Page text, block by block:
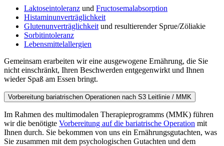
Laktoseintoleranz und Fructosemalabsorption
Histaminunverträglichkeit
Glutenunverträglichkeit und resultierender Sprue/Zöliakie
Sorbitintoleranz
Lebensmittelallergien
Gemeinsam erarbeiten wir eine ausgewogene Ernährung, die Sie
nicht einschränkt, Ihren Beschwerden entgegenwirkt und Ihnen
wieder Spaß am Essen bringt.
Vorbereitung bariatrischen Operationen nach S3 Leitlinie / MMK
Im Rahmen des multimodalen Therapieprogramms (MMK) führen
wir die benötigte Vorbereitung auf die bariatrische Operation mit
Ihnen durch. Sie bekommen von uns ein Ernährungsgutachten, was
Sie zusammen mit dem psychologischen Gutachten und dem